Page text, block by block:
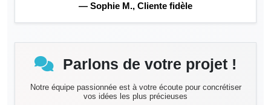
— Sophie M., Cliente fidèle
Parlons de votre projet !
Notre équipe passionnée est à votre écoute pour concrétiser
vos idées les plus précieuses